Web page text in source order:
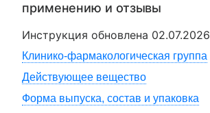
применению и отзывы
Инструкция обновлена 02.07.2026
Клинико-фармакологическая группа
Действующее вещество
Форма выпуска, состав и упаковка